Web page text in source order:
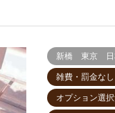
新橋 東京 日
雑費・罰金なし
オプション選